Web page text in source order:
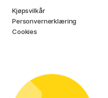
Kjøpsvilkår
Personvernerklæring
Cookies